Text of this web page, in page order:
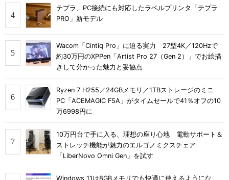
テプラ、PC接続にも対応したラベルプリンタ「テプラ
PRO」新モデル
Wacom「Cintiq Pro」に迫る実力 27型4K／120Hzで
約30万円のXPPen「Artist Pro 27（Gen 2）」でお絵描
きして分かった魅力と妥協点
Ryzen 7 H255／24GBメモリ／1TBストレージのミニ
PC「ACEMAGIC F5A」がタイムセールで41％オフの10
万6998円に
10万円台で手に入る、理想の座り心地 電動サポート＆
ストレッチ機能が魅力のエルゴノミクスチェア
「LiberNovo Omni Gen」を試す
Windows 11は8GBメモリでも快適に使えるようにな